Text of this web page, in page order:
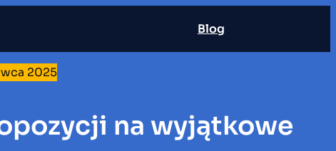
Blog
2025
na wyjątkowe